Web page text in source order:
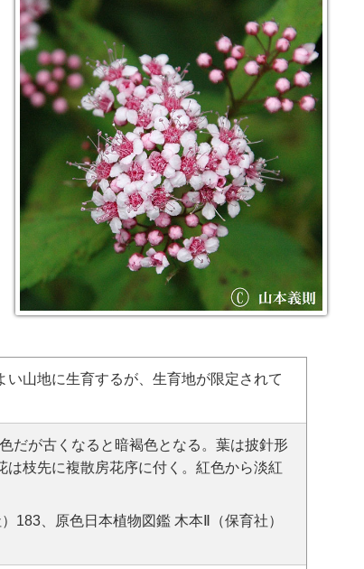
山地に生育するが、生育地が限定されて
だが古くなると暗褐色となる。葉は披針形
枝先に複散房花序に付く。紅色から淡紅
183、原色日本植物図鑑 木本Ⅱ（保育社）